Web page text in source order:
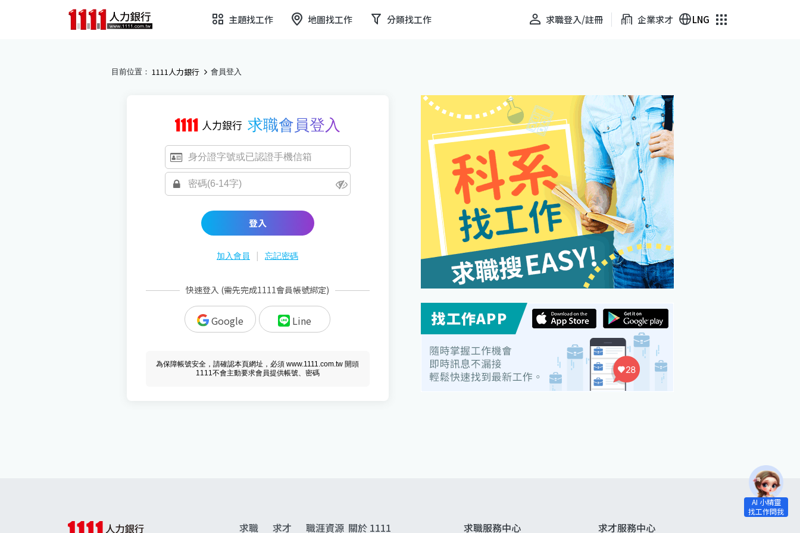
主題找工作 地圖找工作 分類找工作 求職登入/註冊 企業求才 LNG
目前位置： 1111人力銀行 會員登入
求職會員登入
登入
加入會員 | 忘記密碼
快速登入 (需先完成1111會員帳號綁定)
Google Line
為保障帳號安全，請確認本頁網址，必須 www.1111.com.tw 開頭
1111不會主動要求會員提供帳號、密碼
求職 求才 職涯資源 關於 1111 求職服務中心 求才服務中心